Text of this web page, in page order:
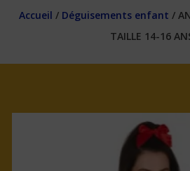
Accueil / Déguisements enfant /
TAILLE 14-16